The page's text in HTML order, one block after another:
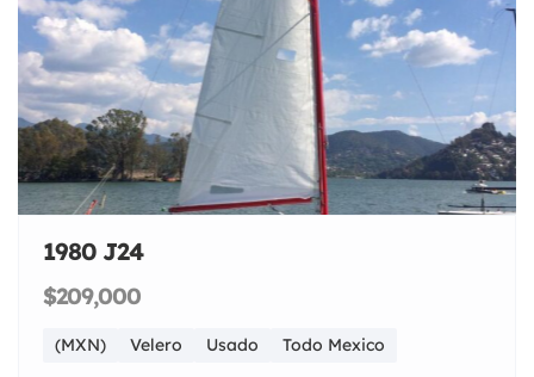
1980 J24
$209,000
(MXN) Velero Usado Todo Mexico